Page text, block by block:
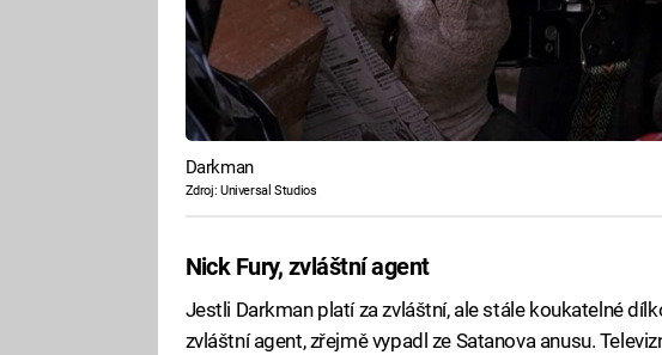
Darkman
Zdroj: Universal Studios
Nick Fury, zvláštní agent
Jestli Darkman platí za zvláštní, ale stále koukatelné
zvláštní agent, zřejmě vypadl ze Satanova anusu.